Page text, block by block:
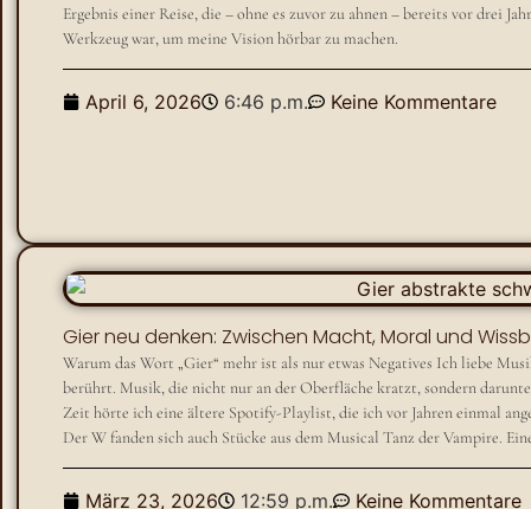
Ergebnis einer Reise, die – ohne es zuvor zu ahnen – bereits vor drei
Werkzeug war, um meine Vision hörbar zu machen.
April 6, 2026 6:46 p.m. Keine Kommentare
Gier neu denken: Zwischen Macht, Moral und
Warum das Wort „Gier“ mehr ist als nur etwas Negatives Ich liebe
berührt. Musik, die nicht nur an der Oberfläche kratzt, sondern
Zeit hörte ich eine ältere Spotify-Playlist, die ich vor Jahren einmal
Der W fanden sich auch Stücke aus dem Musical Tanz der Vampire.
März 23, 2026 12:59 p.m. Keine Kommentare